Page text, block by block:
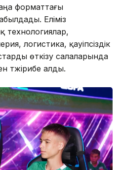
форматтағы
Еліміз
технологиялар,
логистика, қауіпсіздік
өткізу салаларында
тәжірибе алды.